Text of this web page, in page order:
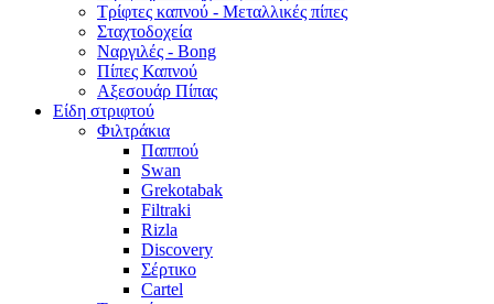
Τρίφτες καπνού - Μεταλλικές πίπες
Σταχτοδοχεία
Ναργιλές - Bong
Πίπες Καπνού
Αξεσουάρ Πίπας
Είδη στριφτού
Φιλτράκια
Παππού
Swan
Grekotabak
Filtraki
Rizla
Discovery
Σέρτικο
Cartel